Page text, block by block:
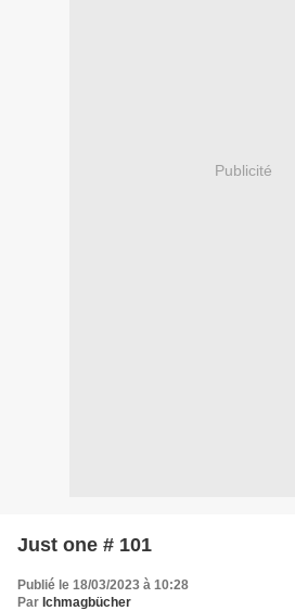
Publicité
Just one # 101
Publié le 18/03/2023 à 10:28
Par Ichmagbücher